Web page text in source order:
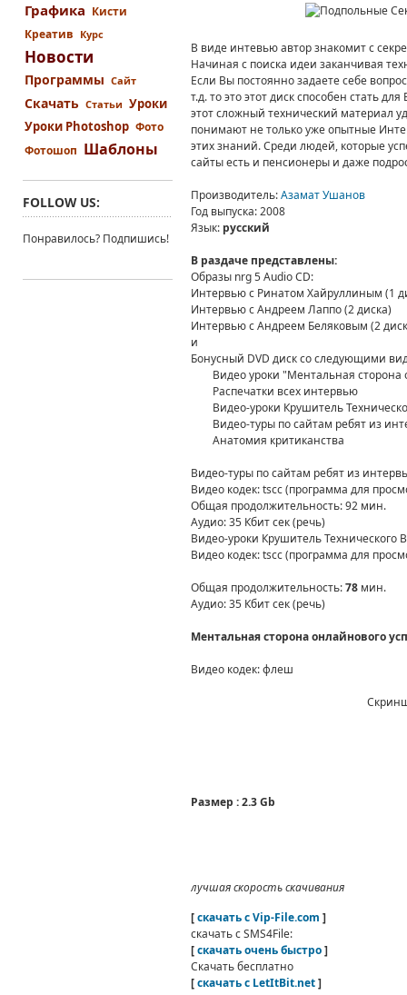
В виде интевью автор знакомит с
Начиная с поиска идеи заканчивая
Если Вы постоянно задаете себе
т.д. то это этот диск способен стать
этот сложный технический материал
понимают не только уже опытные
этих знаний. Среди людей, которые
сайты есть и пенсионеры и даже
Производитель:Азамат Ушанов
Год выпуска: 2008
Язык: русский
В раздаче представлены:
Образы nrg 5 Audio CD:
Интервью с Ринатом Хайруллиным (1
Интервью с Андреем Лаппо (2 диска)
Интервью с Андреем Беляковым (2
и
Бонусный DVD диск со следующими
Видео уроки "Ментальная сторона
Распечатки всех интервью
Видео-уроки Крушитель
Видео-туры по сайтам ребят из
Анатомия критиканства
Видео-туры по сайтам ребят из
Видео кодек: tscc (программа для
Общая продолжительность: 92 мин.
Аудио: 35 Кбит сек (речь)
Видео-уроки Крушитель Технического
Видео кодек: tscc (программа для
Общая продолжительность:78мин.
Аудио: 35 Кбит сек (речь)
Ментальная сторона онлайнового
Видео кодек: флеш
Размер : 2.3 Gb
лучшая скорость скачивания
[скачать с Vip-File.com ]
скачать с SMS4File:
[скачать очень быстро]
Скачать бесплатно
[скачать с LetItBit.net]
Графика Кисти
Креатив Курс
Новости
Программы Сайт
Скачать Статьи Уроки
Уроки Photoshop Фото
Фотошоп Шаблоны
FOLLOW US:
Понравилось? Подпишись!